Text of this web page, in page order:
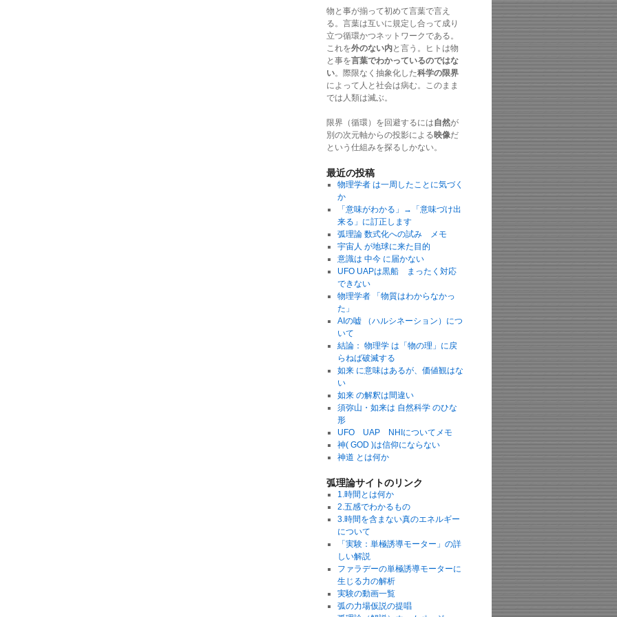
物と事が揃って初めて言葉で言え
る。言葉は互いに規定し合って成り
立つ循環かつネットワークである。
これを外のない内と言う。ヒトは物
と事を言葉でわかっているのではな
い。際限なく抽象化した科学の限界
によって人と社会は病む。このまま
では人類は滅ぶ。
限界（循環）を回避するには自然が
別の次元軸からの投影による映像だ
という仕組みを探るしかない。
最近の投稿
物理学者 は一周したことに気づく
か
「意味がわかる」→「意味づけ出
来る」に訂正します
弧理論 数式化への試み メモ
宇宙人 が地球に来た目的
意識は 中今 に届かない
UFO UAPは黒船 まったく対応
できない
物理学者 「物質はわからなかっ
た」
AIの嘘 （ハルシネーション）につ
いて
結論： 物理学 は「物の理」に戻
らねば破滅する
如来 に意味はあるが、価値観はな
い
如来 の解釈は間違い
須弥山・如来は 自然科学 のひな
形
UFO UAP NHIについてメモ
神( GOD )は信仰にならない
神道 とは何か
弧理論サイトのリンク
1.時間とは何か
2.五感でわかるもの
3.時間を含まない真のエネルギー
について
「実験：単極誘導モーター」の詳
しい解説
ファラデーの単極誘導モーターに
生じる力の解析
実験の動画一覧
弧の力場仮説の提唱